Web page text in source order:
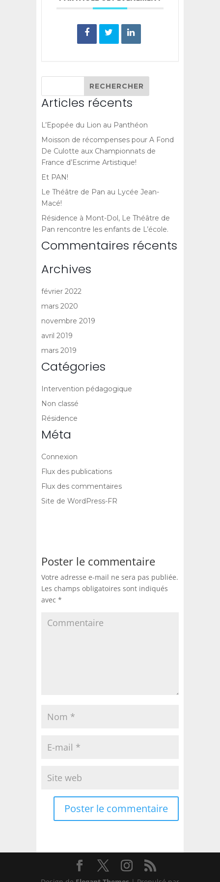
Articles récents
L’Epopée du Lion au Panthéon
Moisson de récompenses pour A Fond
De Culotte aux Championnats de
France d’Escrime Artistique!
Et PAN!
Le Théâtre de Pan au Lycée Jean-
Macé!
Résidence à Mont-Dol, Le Théâtre de
Pan rencontre les enfants de L’école.
Commentaires récents
Archives
février 2022
mars 2020
novembre 2019
avril 2019
mars 2019
Catégories
Intervention pédagogique
Non classé
Résidence
Méta
Connexion
Flux des publications
Flux des commentaires
Site de WordPress-FR
Poster le commentaire
Votre adresse e-mail ne sera pas publiée.
Les champs obligatoires sont indiqués
avec *